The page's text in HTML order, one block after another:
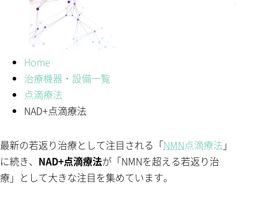
Home
治療機器・設備一覧
点滴療法
NAD+点滴療法
最新の若返り治療として注目される「NMN点滴療法 」
に続き、 NAD+点滴療法が「NMNを超える若返り治
療」として大きな注目を集めています。